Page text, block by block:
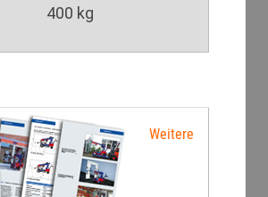
400 kg
Weitere